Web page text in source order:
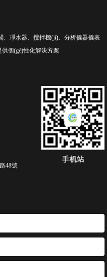
水器、攪拌機(jī)、分析儀器儀表
供個(gè)性化解決方案
48號